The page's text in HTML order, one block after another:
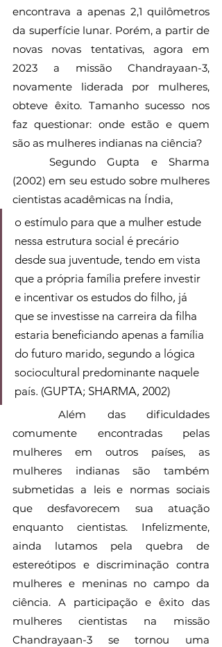
encontrava a apenas 2,1 quilômetros
da superfície lunar. Porém, a partir de
novas novas tentativas, agora em
2023 a missão Chandrayaan-3,
novamente liderada por mulheres,
obteve êxito. Tamanho sucesso nos
faz questionar: onde estão e quem
são as mulheres indianas na ciência?
(2002) em seu estudo sobre mulheres
cientistas acadêmicas na Índia,
o estímulo para que a mulher estude
nessa estrutura social é precário
desde sua juventude, tendo em vista
que a própria família prefere investir
e incentivar os estudos do filho, já
que se investisse na carreira da filha
estaria beneficiando apenas a família
do futuro marido, segundo a lógica
sociocultural predominante naquele
país. (GUPTA; SHARMA, 2002)
	Além das dificuldades
comumente encontradas pelas
mulheres em outros países, as
mulheres indianas são também
submetidas a leis e normas sociais
que desfavorecem sua atuação
enquanto cientistas. Infelizmente,
ainda lutamos pela quebra de
estereótipos e discriminação contra
mulheres e meninas no campo da
ciência. A participação e êxito das
mulheres cientistas na missão
Chandrayaan-3 se tornou uma